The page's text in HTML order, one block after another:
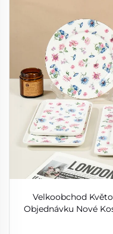
Velkoobchod
Objednávku Nové